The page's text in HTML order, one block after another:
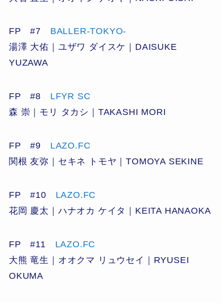
FP #7 BALLER-TOKYO-
湯澤 大佑｜ユザワ ダイスケ｜DAISUKE
YUZAWA
FP #8 LFYR SC
森 崇｜モリ タカシ｜TAKASHI MORI
FP #9 LAZO.FC
関根 友弥｜セキネ トモヤ｜TOMOYA SEKINE
FP #10 LAZO.FC
花岡 慶太｜ハナオカ ケイタ｜KEITA HANAOKA
FP #11 LAZO.FC
大熊 竜生｜オオクマ リュウセイ｜RYUSEI
OKUMA